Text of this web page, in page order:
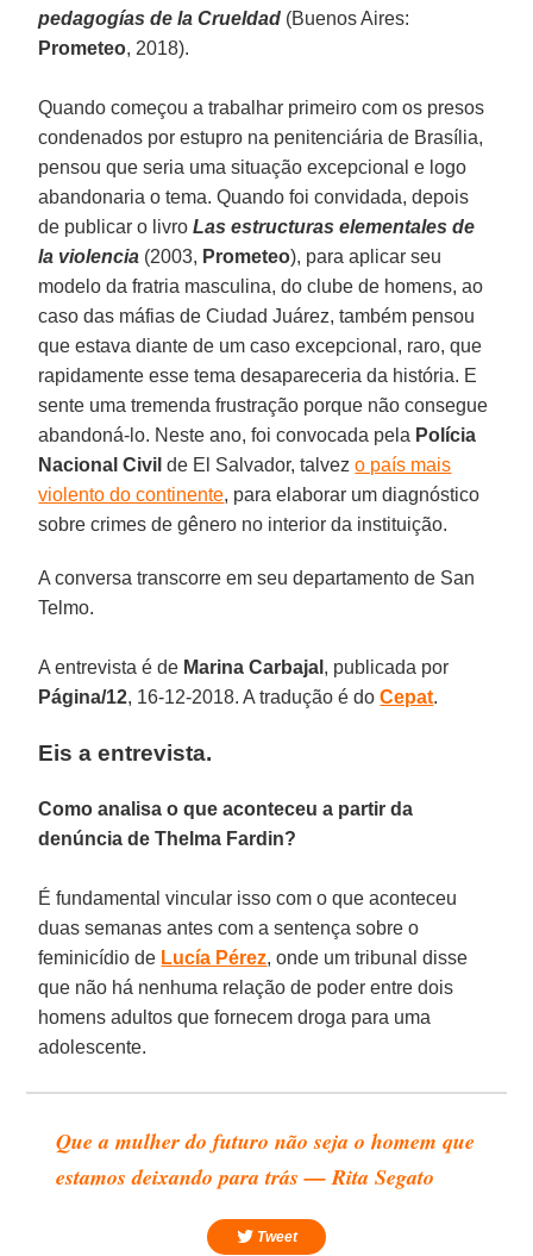
pedagogías de la Crueldad (Buenos Aires:
Prometeo, 2018).
Quando começou a trabalhar primeiro com os presos
condenados por estupro na penitenciária de Brasília,
pensou que seria uma situação excepcional e logo
abandonaria o tema. Quando foi convidada, depois
de publicar o livroLas estructuras elementales de
la violencia (2003, Prometeo), para aplicar seu
modelo da fratria masculina, do clube de homens, ao
caso das máfias de Ciudad Juárez, também pensou
que estava diante de um caso excepcional, raro, que
rapidamente esse tema desapareceria da história. E
sente uma tremenda frustração porque não consegue
abandoná-lo. Neste ano, foi convocada pela Polícia
Nacional Civil de El Salvador, talvezo país mais
violento do continente, para elaborar um diagnóstico
sobre crimes de gênero no interior da instituição.
A conversa transcorre em seu departamento de San
Telmo.
A entrevista é de Marina Carbajal , publicada por
Página/12, 16-12-2018. A tradução é doCepat.
Eis a entrevista.
Como analisa o que aconteceu a partir da
denúncia de Thelma Fardin?
É fundamental vincular isso com o que aconteceu
duas semanas antes com a sentença sobre o
feminicídio de Lucía Pérez, onde um tribunal disse
que não há nenhuma relação de poder entre dois
homens adultos que fornecem droga para uma
adolescente.
Que a mulher do futuro não seja o homem que
estamos deixando para trás — Rita Segato
Tweet